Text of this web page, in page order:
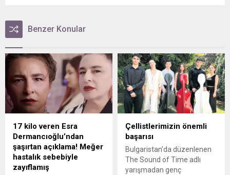
Benzer Konular
17 kilo veren Esra
Dermancıoğlu’ndan
şaşırtan açıklama! Meğer
hastalık sebebiyle
zayıflamış
Çellistlerimizin önemli
başarısı
Bulgaristan’da düzenlenen
The Sound of Time adlı
yarışmadan genç